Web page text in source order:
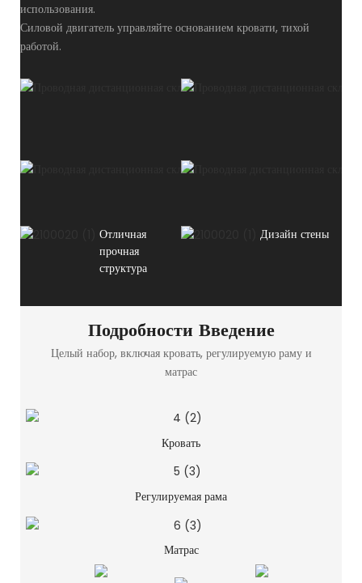
использования.
Силовой двигатель управляйте основанием кровати, тихой
работой.
Отличная
прочная
структура
Дизайн стены
Подробности Введение
Целый набор, включая кровать, регулируемую раму и
матрас
Кровать
Регулируемая рама
Матрас